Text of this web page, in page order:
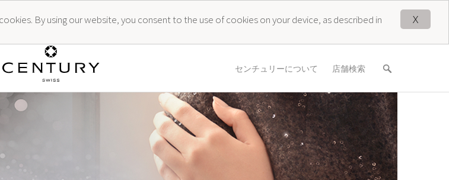
X
By using our website, you consent to the use of cookies on your device, as described in
センチュリーについて 店舗検索